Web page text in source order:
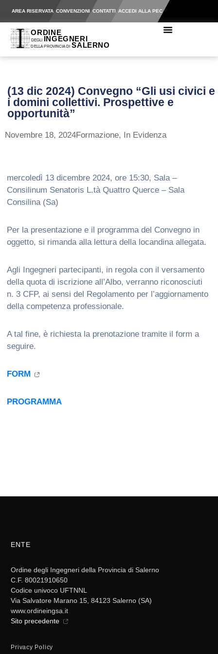
AREA RISERVATA CONVENZIONI CONTATTI ACCEDI ALLA PEC
(13 dic 2024) Convegno “Gli usi civici e
i domini collettivi. Prospettive e
opportunità”
Novembre 18, 2024Formazione, In Evidenza
mercoledì 13 dicembre 2024, ore 15:30, Sala –
Consilinum Senatoris L.tà Quattro Querce – Sala
Consilina (Sa)
Per la presentazione e il programma del Convegno in
oggetto, si rimanda alla lettura della locandina allegata.
Agli Ingegneri partecipanti, in regola con il versamento
della quota di iscrizione all’Albo, verranno riconosciuti
n. 3 CFP, ai sensi del Regolamento per l’aggiornamento
della competenza professionale.
A tal fine, è richiesta la prenotazione tramite il form a
seguire.
FORM
PROGRAMMA
ENTE
Ordine degli Ingegneri della Provincia di Salerno
C.F. 80021910650
Codice univoco UFTNNL
Via Salvatore Marano 15, 84123 Salerno (SA)
www.ordineingsa.it
Sito precedente
Privacy Policy